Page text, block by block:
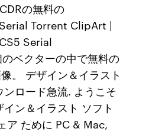
の無料の
Torrent ClipArt |
Serial
ベクターの中で無料の
。 デザイン＆イラスト
ロード急流. ようこそ
ン＆イラスト ソフト
ア ために PC & Mac,